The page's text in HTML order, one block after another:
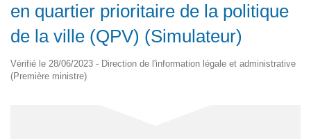
en quartier prioritaire de la politique
de la ville (QPV) (Simulateur)
Vérifié le 28/06/2023 - Direction de l'information légale et administrative
(Première ministre)